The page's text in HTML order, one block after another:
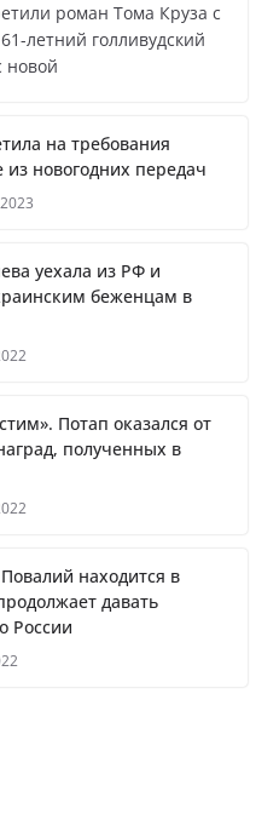
где
друг Путина
яхту и купил
из РФ и помогает
полностью
роман Тома Круза с
летний голливудский
новой
на требования
из новогодних передач
уехала из РФ и
беженцам в
Потап оказался от
полученных в
находится в
давать
России